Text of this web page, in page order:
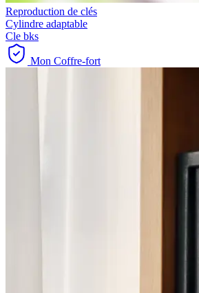
Reproduction de clés
Cylindre adaptable
Cle bks
Mon Coffre-fort